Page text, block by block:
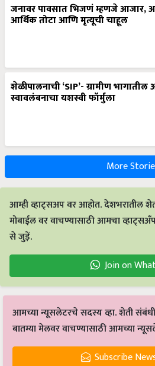
जनावर पावसात भिजणं म्हणजे आजार,
आर्थिक तोटा आणि मृत्यूची चाहूल
शेळीपालनाची ‘SIP’- ग्रामीण भागातील
स्वावलंबनाचा यशस्वी फॉर्मुला
More
आम्ही व्हाट्सअप वर आहोत. देशभरातील
मोबाईल वर वाचण्यासाठी आमचा
से जुड़ें.
Join on
आमच्या न्यूसलेटरचे सदस्य व्हा. शेती
बातम्या मेलवर वाचण्यासाठी आमच्या
Subscribe